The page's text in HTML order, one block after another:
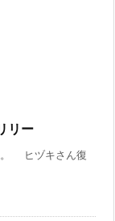
リー
。 ヒヅキさん復